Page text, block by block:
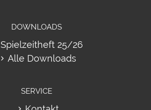
DOWNLOADS
Spielzeitheft 25/26
Alle Downloads
SERVICE